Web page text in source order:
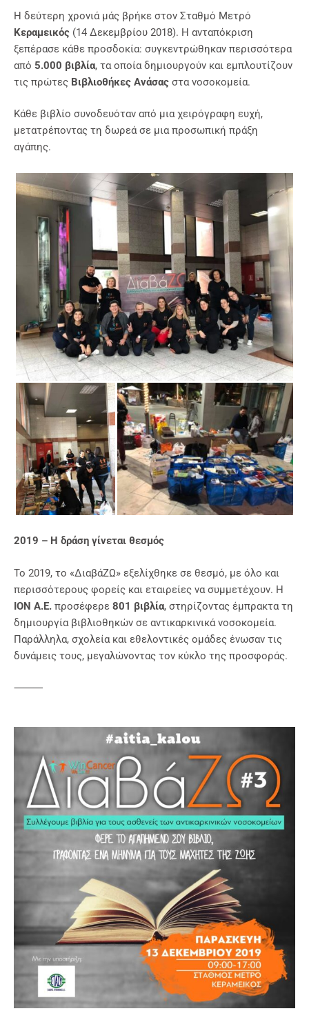
Η δεύτερη χρονιά μάς βρήκε στον Σταθμό Μετρό
Κεραμεικός (14 Δεκεμβρίου 2018). Η ανταπόκριση
ξεπέρασε κάθε προσδοκία: συγκεντρώθηκαν περισσότερα
από 5.000 βιβλία, τα οποία δημιουργούν και εμπλουτίζουν
τις πρώτες Βιβλιοθήκες Ανάσας στα νοσοκομεία.
Κάθε βιβλίο συνοδευόταν από μια χειρόγραφη ευχή,
μετατρέποντας τη δωρεά σε μια προσωπική πράξη
αγάπης.
2019 – Η δράση γίνεται θεσμός
Το 2019, το «ΔιαβάΖΩ» εξελίχθηκε σε θεσμό, με όλο και
περισσότερους φορείς και εταιρείες να συμμετέχουν. Η
ΙΟΝ Α.Ε. προσέφερε 801 βιβλία, στηρίζοντας έμπρακτα τη
δημιουργία βιβλιοθηκών σε αντικαρκινικά νοσοκομεία.
Παράλληλα, σχολεία και εθελοντικές ομάδες ένωσαν τις
δυνάμεις τους, μεγαλώνοντας τον κύκλο της προσφοράς.
⸻